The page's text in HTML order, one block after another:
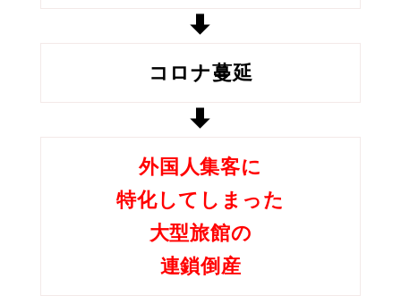
コロナ蔓延
外国人集客に
特化してしまった
大型旅館の
連鎖倒産